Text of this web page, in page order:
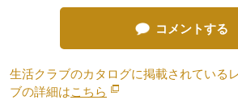
コメントする
生活クラブのカタログに掲載されている
ブの詳細はこちら 別のウィンドウで開きま